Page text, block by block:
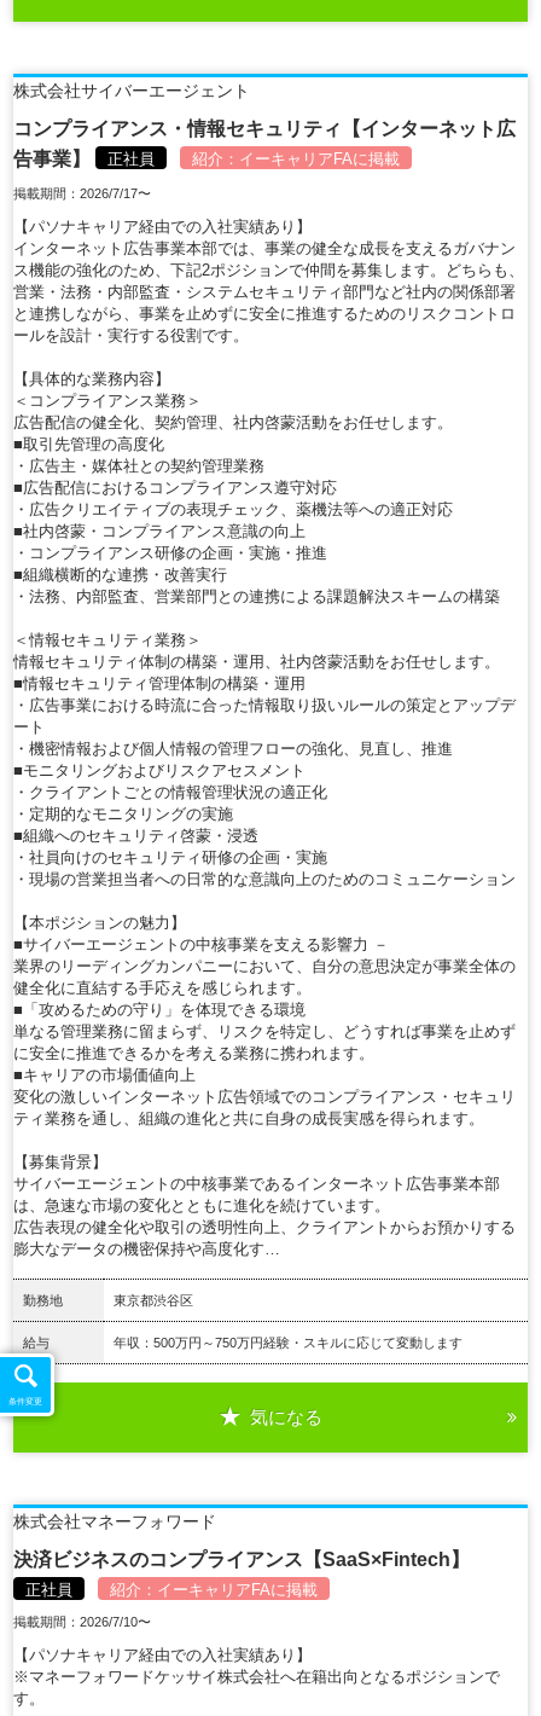
株式会社サイバーエージェント
コンプライアンス・情報セキュリティ【インターネット広
告事業】
正社員 紹介： イーキャリアFAに掲載
掲載期間：2026/7/17〜
【パソナキャリア経由での入社実績あり】
インターネット広告事業本部では、事業の健全な成長を支えるガバナン
ス機能の強化のため、下記2ポジションで仲間を募集します。どちらも、
営業・法務・内部監査・システムセキュリティ部門など社内の関係部署
と連携しながら、事業を止めずに安全に推進するためのリスクコントロ
ールを設計・実行する役割です。
【具体的な業務内容】
＜コンプライアンス業務＞
広告配信の健全化、契約管理、社内啓蒙活動をお任せします。
■取引先管理の高度化
・広告主・媒体社との契約管理業務
■広告配信におけるコンプライアンス遵守対応
・広告クリエイティブの表現チェック、薬機法等への適正対応
■社内啓蒙・コンプライアンス意識の向上
・コンプライアンス研修の企画・実施・推進
■組織横断的な連携・改善実行
・法務、内部監査、営業部門との連携による課題解決スキームの構築
＜情報セキュリティ業務＞
情報セキュリティ体制の構築・運用、社内啓蒙活動をお任せします。
■情報セキュリティ管理体制の構築・運用
・広告事業における時流に合った情報取り扱いルールの策定とアップデ
ート
・機密情報および個人情報の管理フローの強化、見直し、推進
■モニタリングおよびリスクアセスメント
・クライアントごとの情報管理状況の適正化
・定期的なモニタリングの実施
■組織へのセキュリティ啓蒙・浸透
・社員向けのセキュリティ研修の企画・実施
・現場の営業担当者への日常的な意識向上のためのコミュニケーション
【本ポジションの魅力】
■サイバーエージェントの中核事業を支える影響力 －
業界のリーディングカンパニーにおいて、自分の意思決定が事業全体の
健全化に直結する手応えを感じられます。
■「攻めるための守り」を体現できる環境
単なる管理業務に留まらず、リスクを特定し、どうすれば事業を止めず
に安全に推進できるかを考える業務に携われます。
■キャリアの市場価値向上
変化の激しいインターネット広告領域でのコンプライアンス・セキュリ
ティ業務を通し、組織の進化と共に自身の成長実感を得られます。
【募集背景】
サイバーエージェントの中核事業であるインターネット広告事業本部
は、急速な市場の変化とともに進化を続けています。
広告表現の健全化や取引の透明性向上、クライアントからお預かりする
膨大なデータの機密保持や高度化す…
勤務地 東京都渋谷区
給与 年収：500万円～750万円経験・スキルに応じて変動します
気になる
株式会社マネーフォワード
決済ビジネスのコンプライアンス【SaaS×Fintech】
正社員 紹介： イーキャリアFAに掲載
掲載期間：2026/7/10〜
【パソナキャリア経由での入社実績あり】
※マネーフォワードケッサイ株式会社へ在籍出向となるポジションで
す。
条件変更